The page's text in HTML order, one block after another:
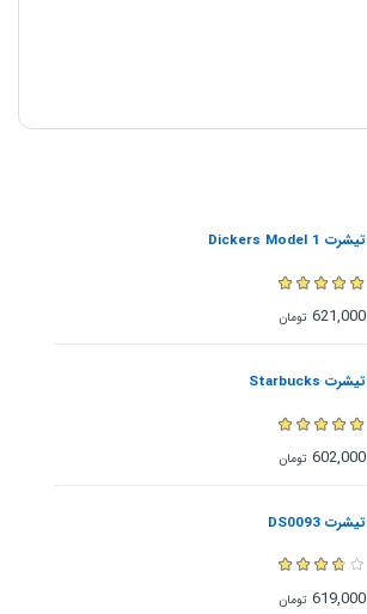
تیشرت Dickers Model 1
621,000 تومان
تیشرت Starbucks
602,000 تومان
تیشرت DS0093
619,000 تومان